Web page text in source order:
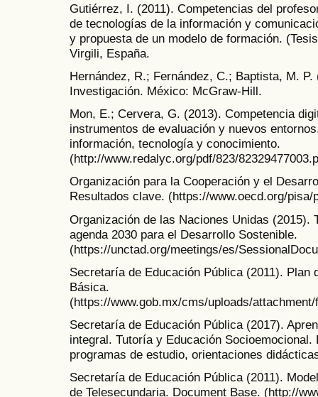
Gutiérrez, I. (2011). Competencias del
de tecnologías de la información y
y propuesta de un modelo de formación.
Virgili, España.
Hernández, R.; Fernández, C.; Baptista, M.
Investigación. México: McGraw-Hill.
Mon, E.; Cervera, G. (2013). Competencia
instrumentos de evaluación y nuevos
información, tecnología y conocimiento.
(http://www.redalyc.org/pdf/823/
Organización para la Cooperación y el
Resultados clave. (https://www.oecd.org/
Organización de las Naciones Unidas (2015).
agenda 2030 para el Desarrollo Sostenible.
(https://unctad.org/meetings/es/
Secretaría de Educación Pública (2011). Plan
Básica.
(https://www.gob.mx/cms/uploads/
Secretaría de Educación Pública (2017).
integral. Tutoría y Educación
programas de estudio, orientaciones
Secretaría de Educación Pública (2011).
de Telesecundaria. Document Base. (http://